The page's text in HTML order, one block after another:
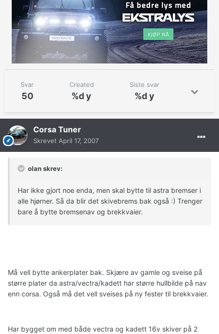
Svar
50
Created
%d y
Siste svar
%d y
Corsa Tuner
Skrevet April 17, 2007
olan skrev:
Har ikke gjort noe enda, men skal bytte til astra bremser i
alle hjørner. Så da blir det skivebrems bak også :) Trenger
bare å bytte bremsenav og brekkvaier.
Må vell bytte ankerplater bak. Skjære av gamle og sveise på
større plater da astra/vectra/kadett har større hullbilde på nav
enn corsa. Også må det vell sveises på ny fester til brekkvaier.
Har bygget om med både vectra og kadett 16v skiver på 2